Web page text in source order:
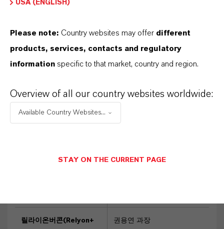
씨나인(SeaNine™)
실바두르(Silvadur™) 섬
유 및 의류 항균제
옥손(Oxone™)소독제,
마이크로 에칭제, 폐수처
허준혁 부장
릴라이온버콘(Relyon+ 권용연 과장
USA (ENGLISH)
Please note: Country websites may offer different
products, services, contacts and regulatory
information specific to that market, country and region.
Overview of all our country websites worldwide:
Available Country Websites...
STAY ON THE CURRENT PAGE